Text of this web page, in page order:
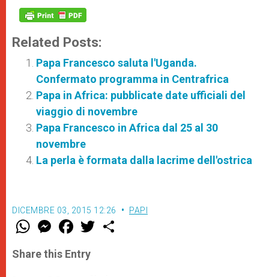
Related Posts:
Papa Francesco saluta l'Uganda.
Confermato programma in Centrafrica
Papa in Africa: pubblicate date ufficiali del
viaggio di novembre
Papa Francesco in Africa dal 25 al 30
novembre
La perla è formata dalla lacrime dell'ostrica
DICEMBRE 03, 2015 12:26 PAPI
W
t
s
M
e
s
e
F
a
e
b
w
Share this Entry